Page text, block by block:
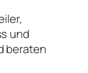
und
beraten